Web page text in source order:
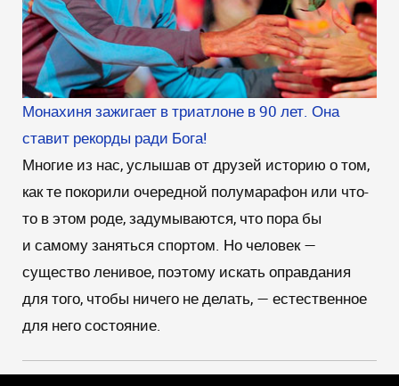
Монахиня зажигает в триатлоне в 90 лет. Она
ставит рекорды ради Бога!
Многие из нас, услышав от друзей историю о том,
как те покорили очередной полумарафон или что-
то в этом роде, задумываются, что пора бы
и самому заняться спортом. Но человек —
существо ленивое, поэтому искать оправдания
для того, чтобы ничего не делать, — естественное
для него состояние.